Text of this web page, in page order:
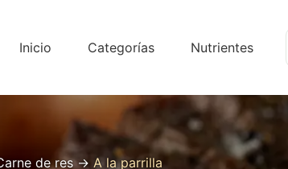
Inicio Categorías Nutrientes
de res→ A la parrilla